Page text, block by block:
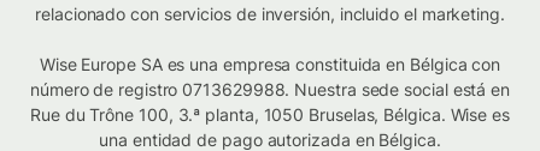
relacionado con servicios de inversión, incluido el marketing.
Wise Europe SA es una empresa constituida en Bélgica con
número de registro 0713629988. Nuestra sede social está en
Rue du Trône 100, 3.ª planta, 1050 Bruselas, Bélgica. Wise es
una entidad de pago autorizada en Bélgica.